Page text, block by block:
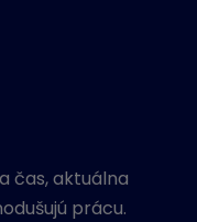
čas, aktuálna
prácu.